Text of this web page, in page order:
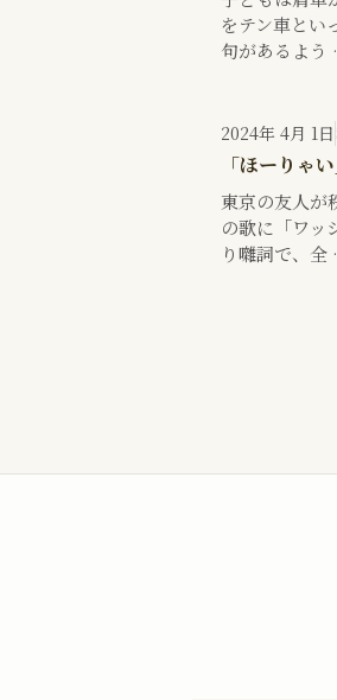
をテン車とい
句があるよ
2024年 4月 1日
「ほーりゃ
東京の友人が
の歌に「ワッ
り囃詞で、